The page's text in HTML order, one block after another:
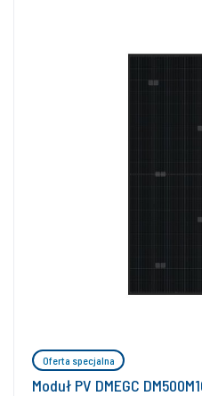
Oferta specjalna
Moduł PV DMEGC